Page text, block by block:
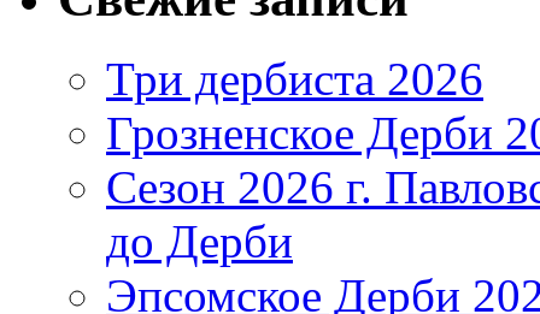
Три дербиста 2026
Грозненское Дерби
Сезон 2026 г.
до Дерби
Эпсомское Дерби